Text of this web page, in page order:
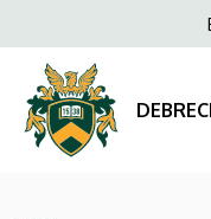
DEBRECENI
EGYETEM
a
tartalomra